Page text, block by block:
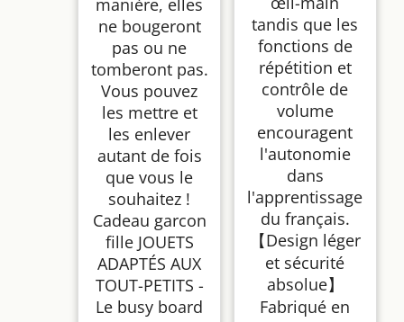
manière, elles
ne bougeront
pas ou ne
tomberont pas.
Vous pouvez
les mettre et
les enlever
autant de fois
que vous le
souhaitez !
Cadeau garcon
fille JOUETS
ADAPTÉS AUX
TOUT-PETITS -
Le busy board
tandis que les
fonctions de
répétition et
contrôle de
volume
encouragent
l'autonomie
dans
l'apprentissage
du français.
【Design léger
et sécurité
absolue】
Fabriqué en